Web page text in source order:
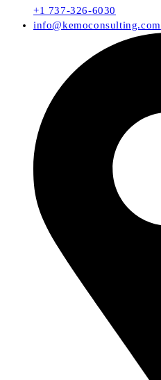
+1 737-326-6030
info@kemoconsulting.com